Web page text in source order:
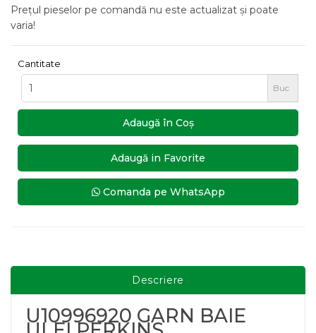
Prețul pieselor pe comandă nu este actualizat și poate
varia!
Cantitate
Buc
Adaugă în Coş
Adaugă in Favorite
Comanda pe WhatsApp
Descriere
U10996920 GARN BAIE